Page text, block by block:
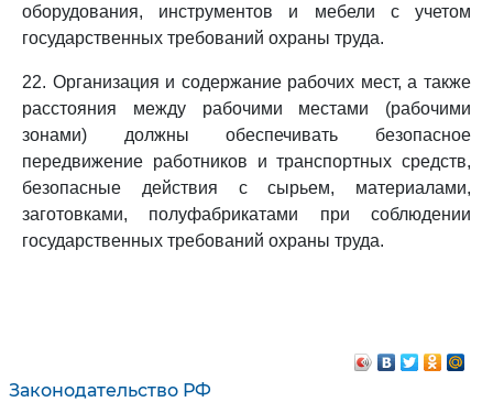
Законодательство РФ
оборудования, инструментов и мебели с учетом
государственных требований охраны труда.
22. Организация и содержание рабочих мест, а также
расстояния между рабочими местами (рабочими
зонами) должны обеспечивать безопасное
передвижение работников и транспортных средств,
безопасные действия с сырьем, материалами,
заготовками, полуфабрикатами при соблюдении
государственных требований охраны труда.